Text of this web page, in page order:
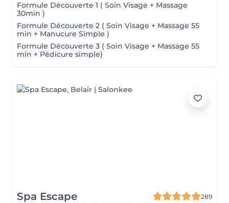
Formule Découverte 1 ( Soin Visage + Massage
30min )
Formule Découverte 2 ( Soin Visage + Massage 55
min + Manucure Simple )
Formule Découverte 3 ( Soin Visage + Massage 55
min + Pédicure simple)
Spa Escape
289